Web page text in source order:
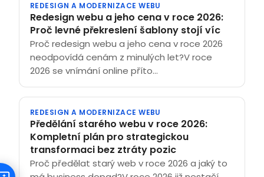
REDESIGN A MODERNIZACE WEBU
Redesign webu a jeho cena v roce 2026:
Proč levné překreslení šablony stojí víc
Proč redesign webu a jeho cena v roce 2026
neodpovídá cenám z minulých let?V roce
2026 se vnímání online příto...
REDESIGN A MODERNIZACE WEBU
Předělání starého webu v roce 2026:
Kompletní plán pro strategickou
transformaci bez ztráty pozic
Proč předělat starý web v roce 2026 a jaký to